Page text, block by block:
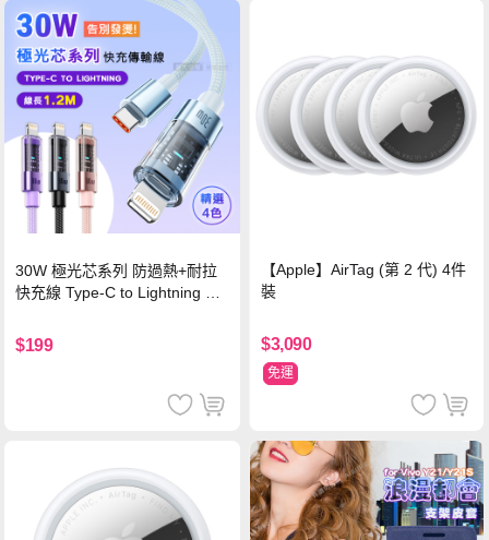
30W 極光芯系列 防過熱+耐拉
快充線 Type-C to Lightning 傳
$199
【Apple】AirTag (第 2 代) 4件
裝
$3,090
免運